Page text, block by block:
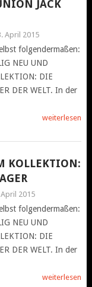
JACK
April 2015
folgendermaßen:
NEU UND
DIE
DER WELT. In der
weiterlesen
KOLLEKTION:
April 2015
folgendermaßen:
NEU UND
DIE
DER WELT. In der
weiterlesen